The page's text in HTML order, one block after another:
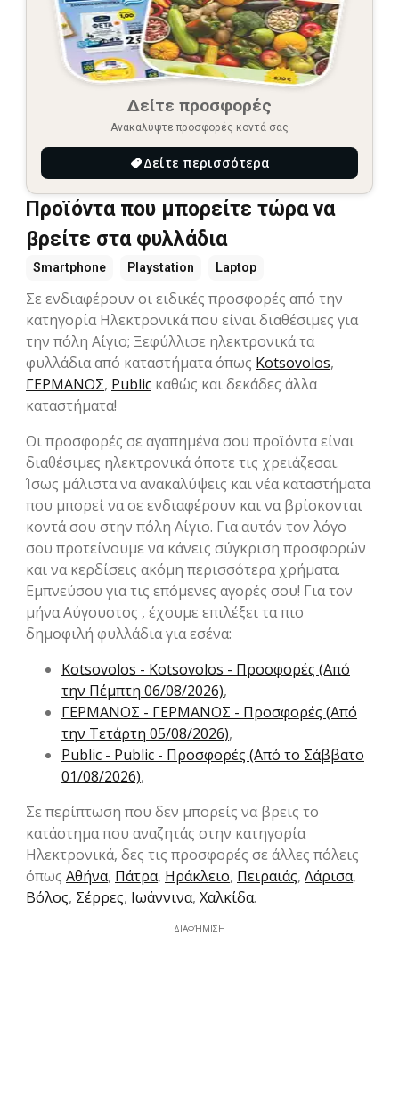
Δείτε προσφορές
Ανακαλύψτε προσφορές κοντά σας
Δείτε περισσότερα
Προϊόντα που μπορείτε τώρα να
βρείτε στα φυλλάδια
Smartphone Playstation Laptop
Σε ενδιαφέρουν οι ειδικές προσφορές από την
κατηγορία Hλεκτρονικά που είναι διαθέσιμες για
την πόλη Αίγιο; Ξεφύλλισε ηλεκτρονικά τα
φυλλάδια από καταστήματα όπως Kotsovolos,
ΓΕΡΜΑΝΟΣ, Public καθώς και δεκάδες άλλα
καταστήματα!
Οι προσφορές σε αγαπημένα σου προϊόντα είναι
διαθέσιμες ηλεκτρονικά όποτε τις χρειάζεσαι.
Ίσως μάλιστα να ανακαλύψεις και νέα καταστήματα
που μπορεί να σε ενδιαφέρουν και να βρίσκονται
κοντά σου στην πόλη Αίγιο. Για αυτόν τον λόγο
σου προτείνουμε να κάνεις σύγκριση προσφορών
και να κερδίσεις ακόμη περισσότερα χρήματα.
Εμπνεύσου για τις επόμενες αγορές σου! Για τον
μήνα Αύγουστος , έχουμε επιλέξει τα πιο
δημοφιλή φυλλάδια για εσένα:
Kotsovolos - Kotsovolos - Προσφορές (Από
την Πέμπτη 06/08/2026),
ΓΕΡΜΑΝΟΣ - ΓΕΡΜΑΝΟΣ - Προσφορές (Από
την Τετάρτη 05/08/2026),
Public - Public - Προσφορές (Από το Σάββατο
01/08/2026),
Σε περίπτωση που δεν μπορείς να βρεις το
κατάστημα που αναζητάς στην κατηγορία
Hλεκτρονικά, δες τις προσφορές σε άλλες πόλεις
όπως Αθήνα, Πάτρα, Ηράκλειο, Πειραιάς, Λάρισα,
Βόλος, Σέρρες, Ιωάννινα, Χαλκίδα.
ΔΙΑΦΉΜΙΣΗ